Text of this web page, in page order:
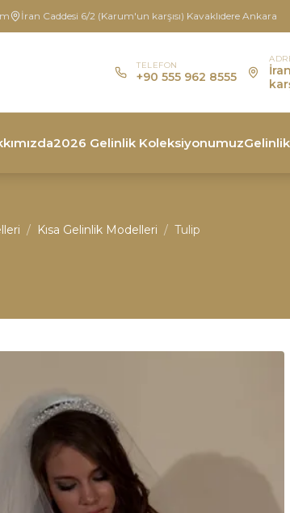
İran Caddesi 6/2 (Karum'un karşısı) Kavaklıdere Ankara
TELEFON
+90 555 962 8555
2026 Gelinlik Koleksiyonumuz
/ Kısa Gelinlik Modelleri / Tulip